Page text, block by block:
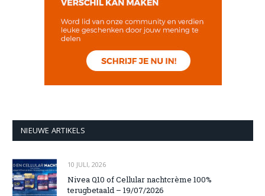
NIEUWE ARTIKELS
10 JULI, 2026
Nivea Q10 of Cellular nachtcrème 100%
terugbetaald – 19/07/2026